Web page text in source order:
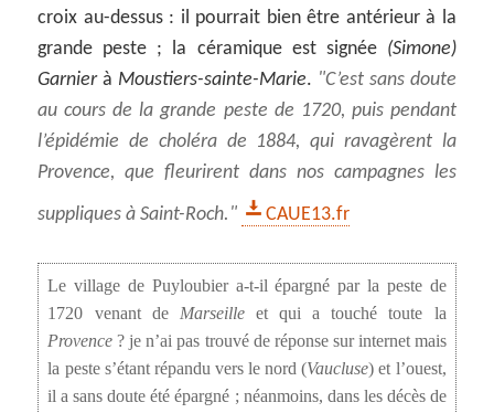
croix au-dessus : il pourrait bien être antérieur à la
grande peste ; la céramique est signée (Simone)
Garnierà Moustiers-sainte-Marie.
C’est sans doute
au cours de la grande peste de 1720, puis pendant
l’épidémie de choléra de 1884, qui ravagèrent la
Provence, que fleurirent dans nos campagnes les
suppliques à Saint-Roch.
CAUE13.fr
Le village de Puyloubier a-t-il épargné par la peste de
1720 venant de Marseilleet qui a touché toute la
Provence ? je n’ai pas trouvé de réponse sur internet mais
la peste s’étant répandu vers le nord (Vaucluse) et l’ouest,
il a sans doute été épargné ; néanmoins, dans les décès de